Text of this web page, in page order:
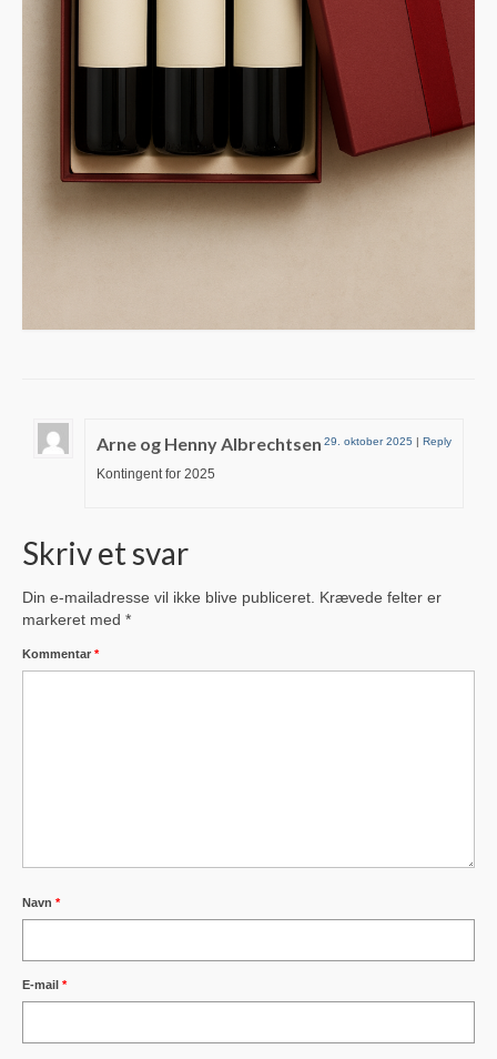
Skjold Beboerforening
Lokal Historie
Familien Gluud
Skolen SFO “Fritten”
Glud Forsamlingshus
Ældrecenteret Museumsvænget
Fællesantenne
Natur og stier
Byggegrunde
Hjertestarter i området
Arne og Henny Albrechtsen 29. oktober 2025 | Reply
Kontingent for 2025
Skriv et svar
Din e-mailadresse vil ikke blive publiceret. Krævede felter er
markeret med *
Kommentar *
Navn *
E-mail *